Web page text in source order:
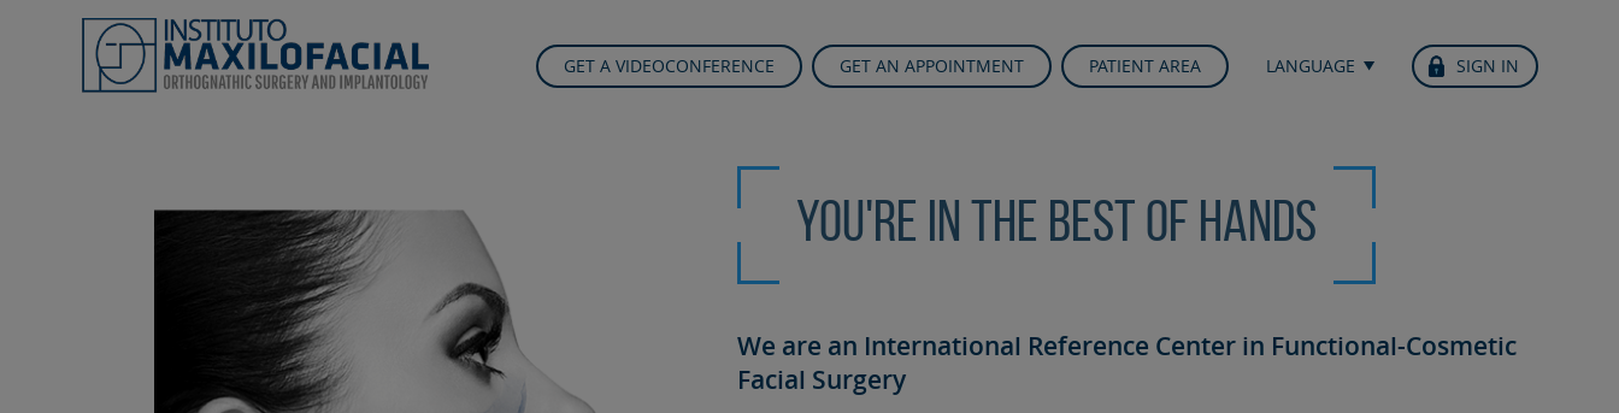
GET A VIDEOCONFERENCE GET AN APPOINTMENT PATIENT AREA LANGUAGE SIGN IN
You're in the best of hands
We are an International Reference Center in Functional-Cosmetic
Facial Surgery